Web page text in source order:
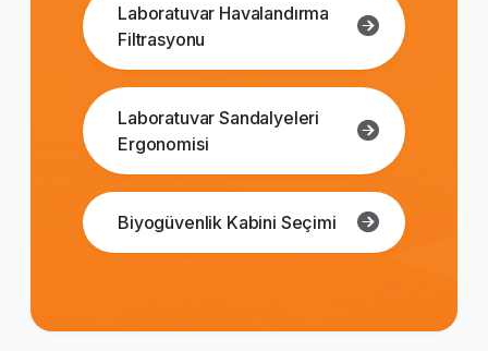
Laboratuvar Havalandırma
Filtrasyonu
Laboratuvar Sandalyeleri
Ergonomisi
Biyogüvenlik Kabini Seçimi